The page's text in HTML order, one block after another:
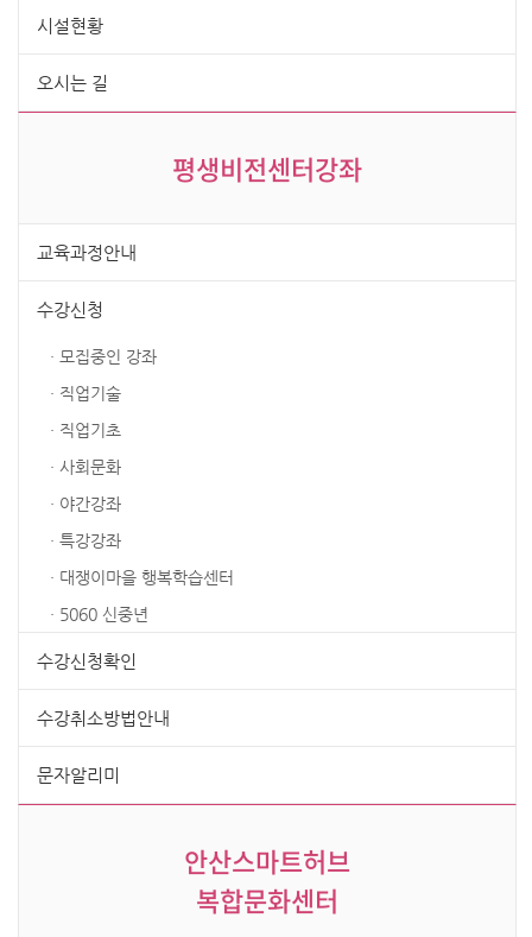
시설현황
오시는 길
평생비전센터강좌
교육과정안내
수강신청
· 모집중인 강좌
· 직업기술
· 직업기초
· 사회문화
· 야간강좌
· 특강강좌
· 대쟁이마을 행복학습센터
· 5060 신중년
수강신청확인
수강취소방법안내
문자알리미
안산스마트허브
복합문화센터